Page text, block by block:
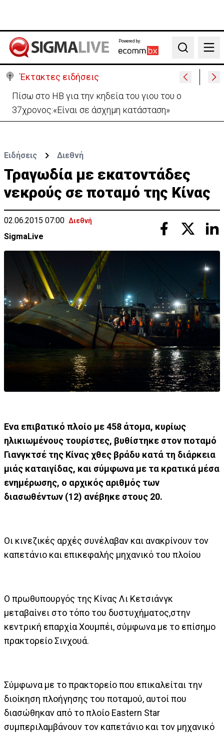
Powered by:
Search
Έκτακτες ειδήσεις
Β. Βάσεις για κεραίες: Δεν διαπιστώθηκε αυξημένη
συχνότητα εμφάνισης καρκίνου
Ειδήσεις Διεθνή
Τραγωδία με εκατοντάδες
νεκρούς σε ποταμό της Κίνας
02.06.2015 07:00 Διεθνή
SigmaLive
Ενα επιβατικό πλοίο με 458 άτομα, κυρίως
ηλικιωμένους τουρίστες, βυθίστηκε στον ποταμό
Γιανγκτσέ της Κίνας χθες βράδυ κατά τη διάρκεια
μιάς καταιγίδας, και σύμφωνα με τα κρατικά μέσα
ενημέρωσης, ο αρχικός αριθμός των
διασωθέντων (12) ανέβηκε στους 20.
Οι κινεζικές αρχές συνέλαβαν και ανακρίνουν τον
καπετάνιο και επικεφαλής μηχανικό του πλοίου
Ο πρωθυπουργός της Κίνας Λι Κετσιάνγκ
μεταβαίνει στο τόπο του δυστυχήματος,στην
κεντρική επαρχία Χουμπέι, σύμφωνα με το επίσημο
πρακτορείο Σινχουά.
Σύμφωνα με το πρακτορείο που επικαλείται την
διοίκηση πλοήγησης του ποταμού, αυτοί που
διασώθηκαν από το πλοίο Eastern Star
συμπεριλαμβάνουν τον καπετάνιο και τον μηχανικό